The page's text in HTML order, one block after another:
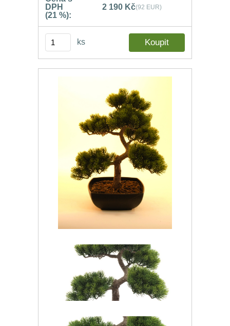
DPH
(21 %):
2 190 Kč(92 EUR)
ks